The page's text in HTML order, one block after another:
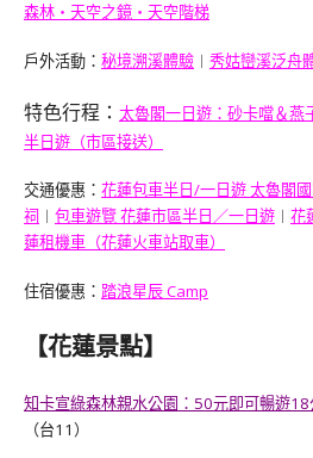
森林・天空之鏡・天空階梯
戶外活動： 秘境溯溪體驗 ︱ 秀姑巒溪泛舟
特色行程： 太魯閣一日遊：砂卡噹＆燕
半日遊（市區接送）
交通優惠： 花蓮包車半日/一日遊 太魯閣
祠 ︱ 包車遊覽 花蓮市區半日／一日遊 ︱ 花
蓮租機車（花蓮火車站取車）
住宿優惠： 踏浪星辰 Camp
【花蓮景點】
知卡宣綠森林親水公園：50元即可暢遊
（台11）